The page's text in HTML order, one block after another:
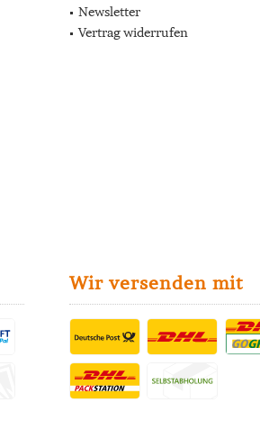
Newsletter
Vertrag widerrufen
Wir versenden mit